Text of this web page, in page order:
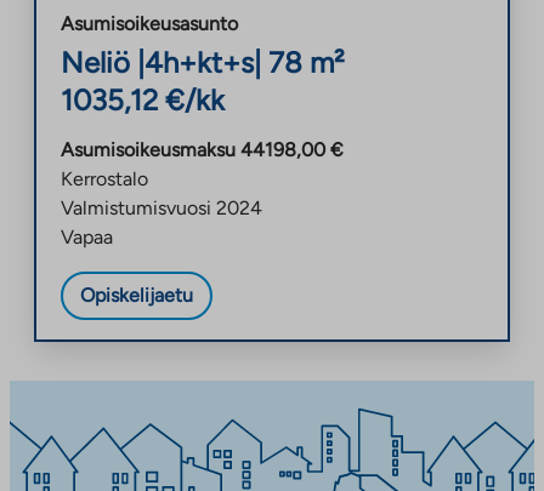
Asumisoikeusasunto
Neliö 4h+kt+s| 78 m²
1035,12 €/kk
Asumisoikeusmaksu 44198,00 €
Kerrostalo
Valmistumisvuosi 2024
Vapaa
Opiskelijaetu